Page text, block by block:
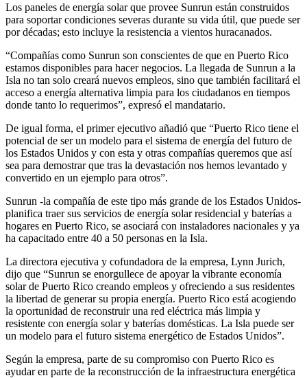
Los paneles de energía solar que provee Sunrun están construidos
para soportar condiciones severas durante su vida útil, que puede ser
por décadas; esto incluye la resistencia a vientos huracanados.
“Compañías como Sunrun son conscientes de que en Puerto Rico
estamos disponibles para hacer negocios. La llegada de Sunrun a la
Isla no tan solo creará nuevos empleos, sino que también facilitará el
acceso a energía alternativa limpia para los ciudadanos en tiempos
donde tanto lo requerimos”, expresó el mandatario.
De igual forma, el primer ejecutivo añadió que “Puerto Rico tiene el
potencial de ser un modelo para el sistema de energía del futuro de
los Estados Unidos y con esta y otras compañías queremos que así
sea para demostrar que tras la devastación nos hemos levantado y
convertido en un ejemplo para otros”.
Sunrun -la compañía de este tipo más grande de los Estados Unidos-
planifica traer sus servicios de energía solar residencial y baterías a
hogares en Puerto Rico, se asociará con instaladores nacionales y ya
ha capacitado entre 40 a 50 personas en la Isla.
La directora ejecutiva y cofundadora de la empresa, Lynn Jurich,
dijo que “Sunrun se enorgullece de apoyar la vibrante economía
solar de Puerto Rico creando empleos y ofreciendo a sus residentes
la libertad de generar su propia energía. Puerto Rico está acogiendo
la oportunidad de reconstruir una red eléctrica más limpia y
resistente con energía solar y baterías domésticas. La Isla puede ser
un modelo para el futuro sistema energético de Estados Unidos”.
Según la empresa, parte de su compromiso con Puerto Rico es
ayudar en parte de la reconstrucción de la infraestructura energética